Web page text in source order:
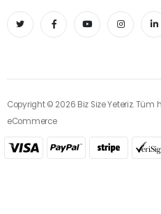
Copyright © 2026 Biz Size Yeteriz. Tüm
eCommerce